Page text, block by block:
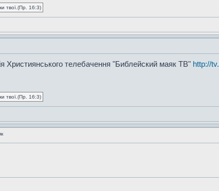
твої.(Пр. 16:3)
Християнського телебачення "Библейский маяк ТВ" http://
твої.(Пр. 16:3)